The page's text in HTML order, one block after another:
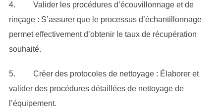
4. Valider les procédures d’écouvillonnage et de
rinçage : S’assurer que le processus d’échantillonnage
permet effectivement d’obtenir le taux de récupération
souhaité.
5. Créer des protocoles de nettoyage : Élaborer et
valider des procédures détaillées de nettoyage de
l’équipement.